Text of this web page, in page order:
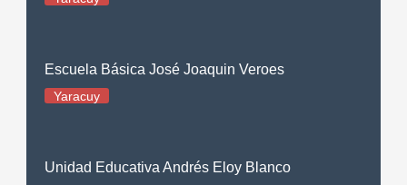
Escuela Básica José Joaquin Veroes
Yaracuy
Unidad Educativa Andrés Eloy Blanco